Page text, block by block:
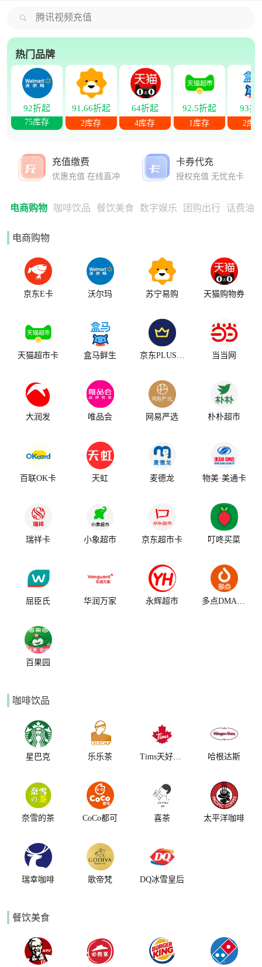
腾讯视频充值
热门品牌
92折起
75库存
91.66折起
2库存
64折起
4库存
92.5折起
1库存
93折
2库
充值缴费
优惠充值 在线直冲
卡券代充
授权充值 无忧充卡
电商购物 咖啡饮品 餐饮美食 数字娱乐 团购出行 话费油
电商购物
京东E卡 沃尔玛 苏宁易购 天猫购物券
天猫超市卡 盒马鲜生 京东PLUS会员 当当网
大润发 唯品会 网易严选 朴朴超市
百联OK卡 天虹 麦德龙 物美·美通卡
瑞祥卡 小象超市 京东超市卡 叮咚买菜
屈臣氏 华润万家 永辉超市 多点DMAILL
百果园
咖啡饮品
星巴克 乐乐茶 Tims天好咖啡 哈根达斯
奈雪的茶 CoCo都可 喜茶 太平洋咖啡
瑞幸咖啡 歌帝梵 DQ冰雪皇后
餐饮美食